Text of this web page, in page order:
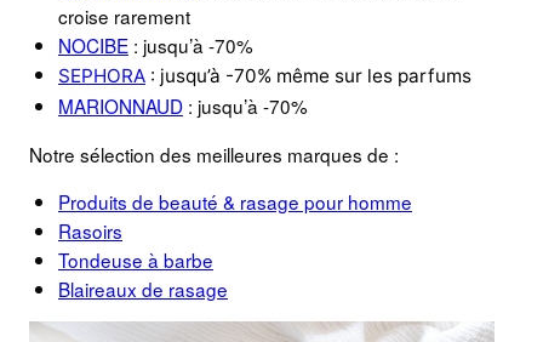
croise rarement
NOCIBE : jusqu’à -70%
SEPHORA : jusqu’à -70% même sur les parfums
MARIONNAUD : jusqu’à -70%
Notre sélection des meilleures marques de :
Produits de beauté & rasage pour homme
Rasoirs
Tondeuse à barbe
Blaireaux de rasage